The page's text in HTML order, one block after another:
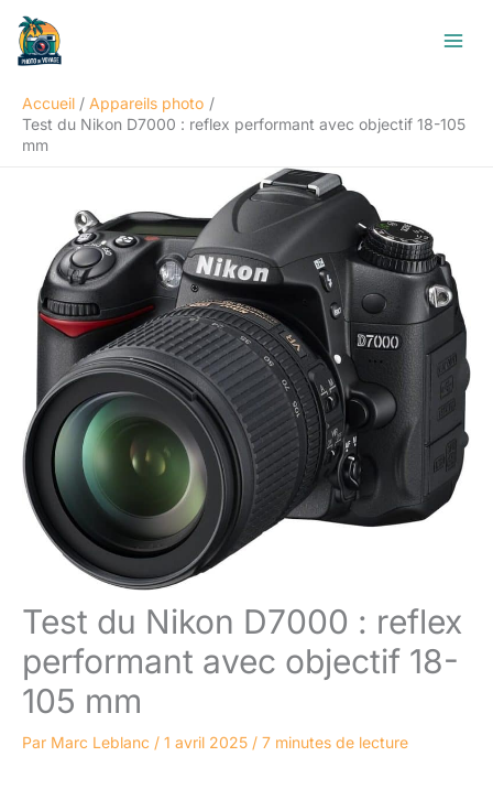
Aller
contenu
Accueil
Appareils photo
Test du Nikon D7000 : reflex performant avec objectif 18-105
mm
Test du Nikon D7000 : reflex
performant avec objectif 18-
105 mm
Par Marc Leblanc / 1 avril 2025 / 7 minutes de lecture
R
e
h